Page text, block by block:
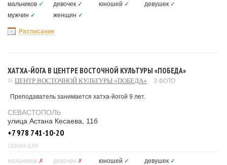
мальчиков ✓ девочек ✓ юношей ✓ девушек ✓
мужчин ✓ женщин ✓
Расписание
ХАТХА-ЙОГА В ЦЕНТРЕ ВОСТОЧНОЙ КУЛЬТУРЫ «ПОБЕДА»
ЦЕНТР ВОСТОЧНОЙ КУЛЬТУРЫ «ПОБЕДА» 3 ФОТО
Преподаватель занимается хатха-йогой 9 лет.
СЕВАСТОПОЛЬ
улица Астана Кесаева, 11б
+7 978 741-10-20
СЕКЦИЯ ДЛЯ
мальчиков ✗ девочек ✗ юношей ✓ девушек ✓